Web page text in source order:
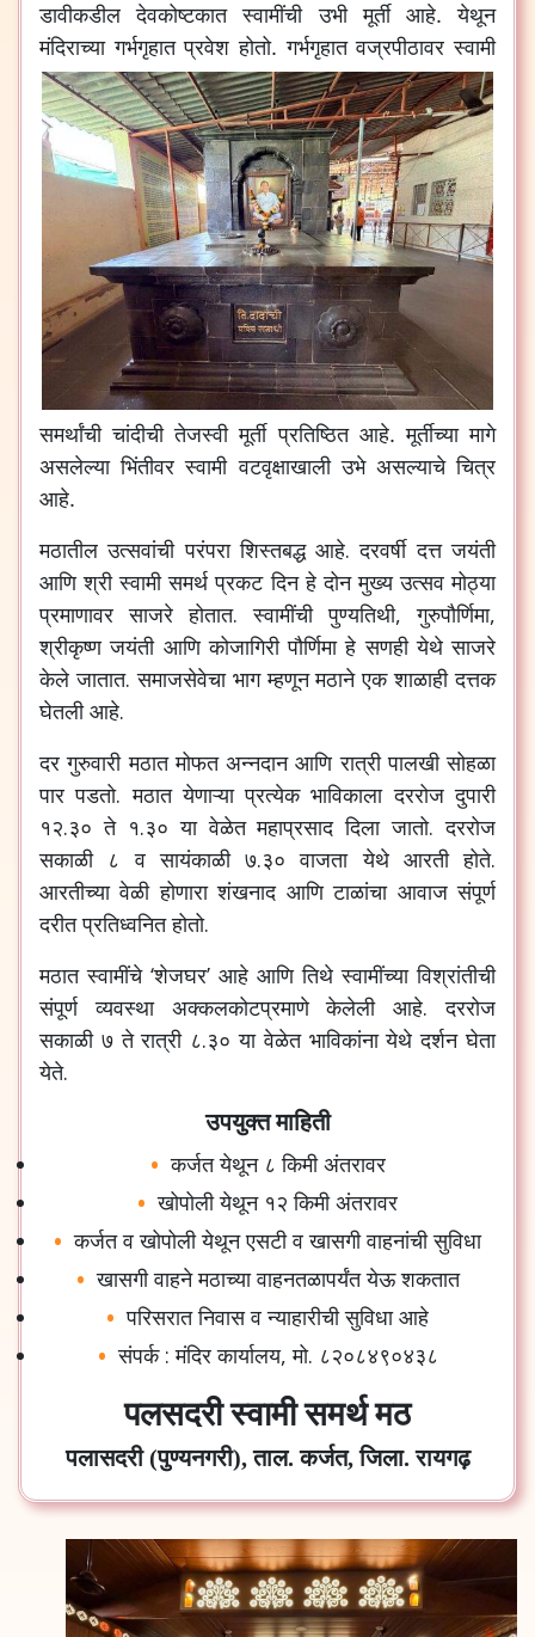
डावीकडील देवकोष्टकात स्वामींची उभी मूर्ती आहे. येथून
मंदिराच्या गर्भगृहात प्रवेश होतो.गर्भगृहात वज्रपीठावर स्वामी
समर्थांची चांदीची तेजस्वी मूर्ती प्रतिष्ठित आहे. मूर्तीच्या मागे
असलेल्या भिंतीवर स्वामी वटवृक्षाखाली उभे असल्याचे चित्र
आहे.
मठातील उत्सवांची परंपरा शिस्तबद्ध आहे. दरवर्षी दत्त जयंती
आणि श्री स्वामी समर्थ प्रकट दिन हे दोन मुख्य उत्सव मोठ्या
प्रमाणावर साजरे होतात. स्वामींची पुण्यतिथी, गुरुपौर्णिमा,
श्रीकृष्ण जयंती आणि कोजागिरी पौर्णिमा हे सणही येथे साजरे
केले जातात. समाजसेवेचा भाग म्हणून मठाने एक शाळाही दत्तक
घेतली आहे.
दर गुरुवारी मठात मोफत अन्नदान आणि रात्री पालखी सोहळा
पार पडतो. मठात येणाऱ्या प्रत्येक भाविकाला दररोज दुपारी
१२.३० ते १.३० या वेळेत महाप्रसाद दिला जातो. दररोज
सकाळी ८ व सायंकाळी ७.३० वाजता येथे आरती होते.
आरतीच्या वेळी होणारा शंखनाद आणि टाळांचा आवाज संपूर्ण
दरीत प्रतिध्वनित होतो.
मठात स्वामींचे ‘शेजघर’ आहे आणि तिथे स्वामींच्या विश्रांतीची
संपूर्ण व्यवस्था अक्कलकोटप्रमाणे केलेली आहे. दररोज
सकाळी ७ ते रात्री ८.३० या वेळेत भाविकांना येथे दर्शन घेता
येते.
उपयुक्त माहिती
कर्जत येथून ८ किमी अंतरावर
खोपोली येथून १२ किमी अंतरावर
कर्जत व खोपोली येथून एसटी व खासगी वाहनांची सुविधा
खासगी वाहने मठाच्या वाहनतळापर्यंत येऊ शकतात
परिसरात निवास व न्याहारीची सुविधा आहे
संपर्क : मंदिर कार्यालय, मो. ८२०८४९०४३८
पलसदरी स्वामी समर्थ मठ
पलासदरी (पुण्यनगरी), ताल. कर्जत, जिला. रायगढ़